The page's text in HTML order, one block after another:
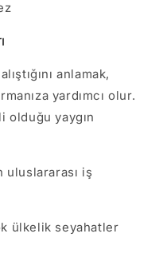
yardımcı olur.
uluslararası iş
ülkelik seyahatler